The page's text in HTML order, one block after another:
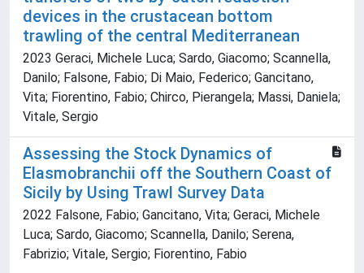
devices in the crustacean bottom
trawling of the central Mediterranean
2023 Geraci, Michele Luca; Sardo, Giacomo; Scannella,
Danilo; Falsone, Fabio; Di Maio, Federico; Gancitano,
Vita; Fiorentino, Fabio; Chirco, Pierangela; Massi, Daniela;
Vitale, Sergio
Assessing the Stock Dynamics of
Elasmobranchii off the Southern Coast of
Sicily by Using Trawl Survey Data
2022 Falsone, Fabio; Gancitano, Vita; Geraci, Michele
Luca; Sardo, Giacomo; Scannella, Danilo; Serena,
Fabrizio; Vitale, Sergio; Fiorentino, Fabio